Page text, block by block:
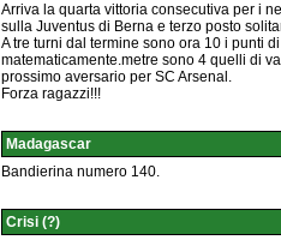
Arriva la quarta vittoria consecutiva per i
sulla Juventus di Berna e terzo posto
A tre turni dal termine sono ora 10 i punti
matematicamente.metre sono 4 quelli di
prossimo aversario per SC Arsenal.
Forza ragazzi!!!
Madagascar
Bandierina numero 140.
Crisi (?)